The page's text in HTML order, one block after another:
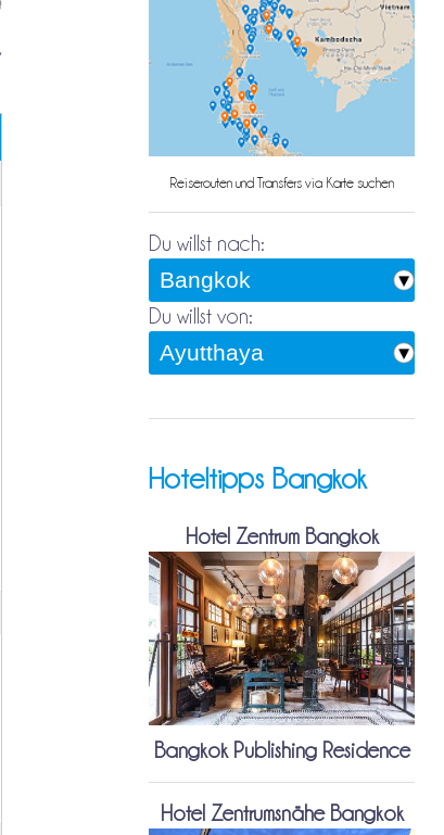
Reiserouten und Transfers via Karte suchen
Du willst nach:
Du willst von:
Hoteltipps Bangkok
Hotel Zentrum Bangkok
Bangkok Publishing Residence
Hotel Zentrumsnähe Bangkok